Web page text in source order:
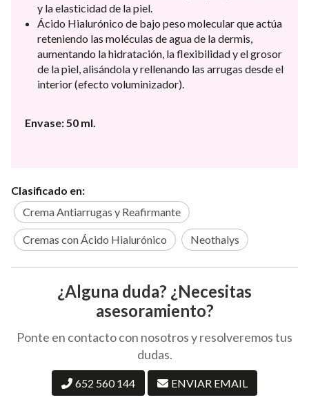
y la elasticidad de la piel.
Ácido Hialurónico de bajo peso molecular que actúa
reteniendo las moléculas de agua de la dermis,
aumentando la hidratación, la flexibilidad y el grosor
de la piel, alisándola y rellenando las arrugas desde el
interior (efecto voluminizador).
Envase: 50 ml.
Clasificado en:
Crema Antiarrugas y Reafirmante
Cremas con Ácido Hialurónico Neothalys
¿Alguna duda? ¿Necesitas
asesoramiento?
Ponte en contacto con nosotros y resolveremos tus
dudas.
652 560 144 ENVIAR EMAIL